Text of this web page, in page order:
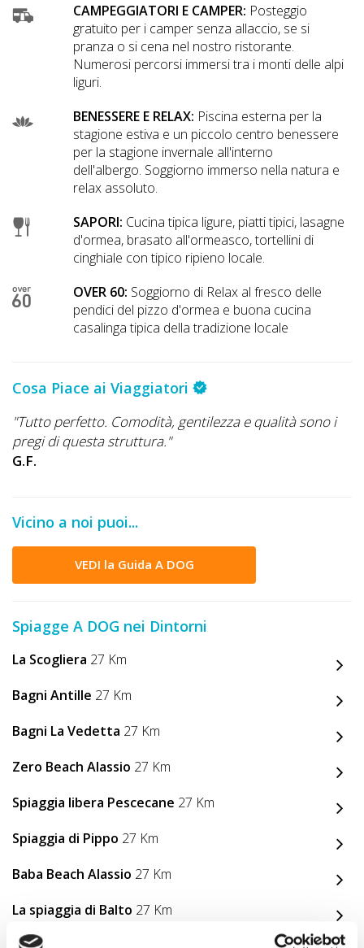
CAMPEGGIATORI E CAMPER: Posteggio
gratuito per i camper senza allaccio, se si
pranza o si cena nel nostro ristorante.
Numerosi percorsi immersi tra i monti delle alpi
liguri.
BENESSERE E RELAX: Piscina esterna per la
stagione estiva e un piccolo centro benessere
per la stagione invernale all'interno
dell'albergo. Soggiorno immerso nella natura e
relax assoluto.
SAPORI: Cucina tipica ligure, piatti tipici, lasagne
d'ormea, brasato all'ormeasco, tortellini di
cinghiale con tipico ripieno locale.
OVER 60: Soggiorno di Relax al fresco delle
pendici del pizzo d'ormea e buona cucina
casalinga tipica della tradizione locale
Cosa Piace ai Viaggiatori
"Tutto perfetto. Comodità, gentilezza e qualità sono i
pregi di questa struttura."
G.F.
Vicino a noi puoi...
VEDI la Guida A DOG
Spiagge A DOG nei Dintorni
La Scogliera 27 Km
Bagni Antille 27 Km
Bagni La Vedetta 27 Km
Zero Beach Alassio 27 Km
Spiaggia libera Pescecane 27 Km
Spiaggia di Pippo 27 Km
Baba Beach Alassio 27 Km
La spiaggia di Balto 27 Km